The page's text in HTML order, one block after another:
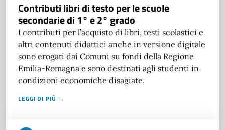
Contributi libri di testo per le scuole
secondarie di 1° e 2° grado
I contributi per l’acquisto di libri, testi scolastici e
altri contenuti didattici anche in versione digitale
sono erogati dai Comuni su fondi della Regione
Emilia-Romagna e sono destinati agli studenti in
condizioni economiche disagiate.
LEGGI DI PIÙ →